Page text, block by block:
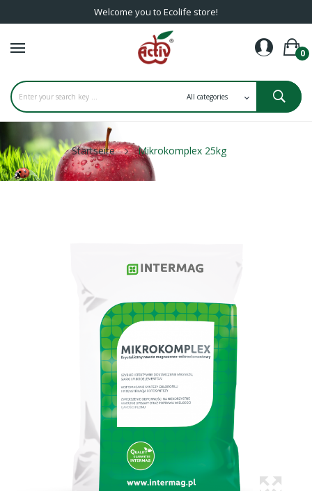
Welcome you to Ecolife store!
0
Startseite Mikrokomplex 25kg